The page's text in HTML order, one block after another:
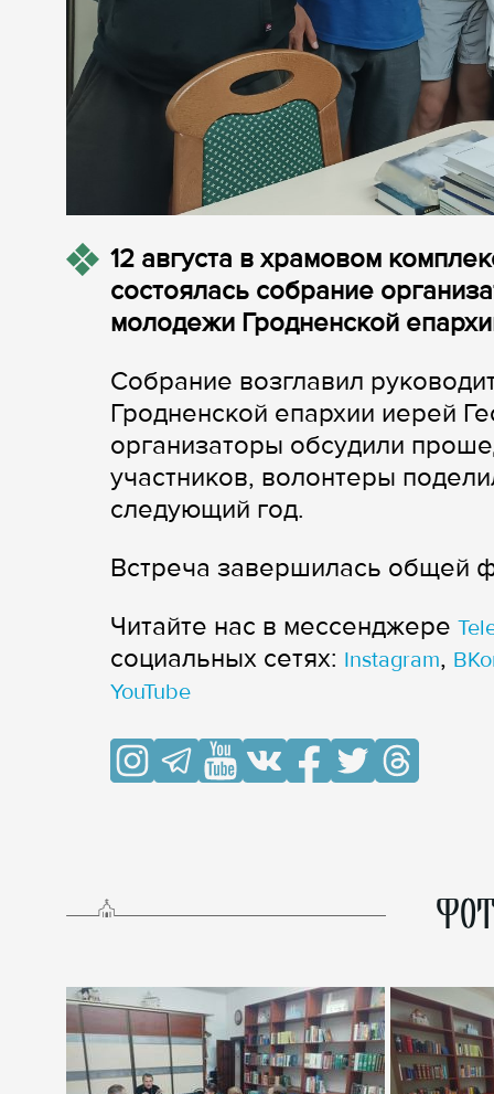
12 августа в храмовом
состоялась собрание
молодежи Гродненской
Собрание возглавил
Гродненской епархии иерей
организаторы обсудили
участников, волонтеры
следующий год.
Встреча завершилась общей
Читайте нас в мессенджере
cоциальных сетях: Instagram,
YouTube